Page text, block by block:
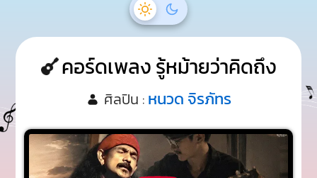
คอร์ดเพลง รู้หม้ายว่าคิดถึง
ศิลปิน : หนวด จิรภัทร